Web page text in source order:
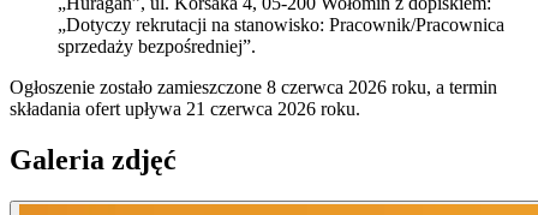
„Dotyczy rekrutacji na stanowisko: Pracownik/Pracownica
sprzedaży bezpośredniej”.
Ogłoszenie zostało zamieszczone 8 czerwca 2026 roku, a termin
składania ofert upływa 21 czerwca 2026 roku.
Galeria zdjęć